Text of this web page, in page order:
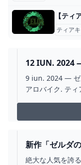
ティア
12 IUN. 2024
内プレイヤー
ともある。実
9 iun. 2024 — ゼ
アロバイク. ティ
新作「ゼルダ
ム」購入前5つ
絶大な人気を誇